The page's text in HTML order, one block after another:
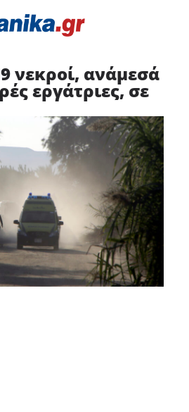
νεκροί, ανάμεσά
εργάτριες, σε